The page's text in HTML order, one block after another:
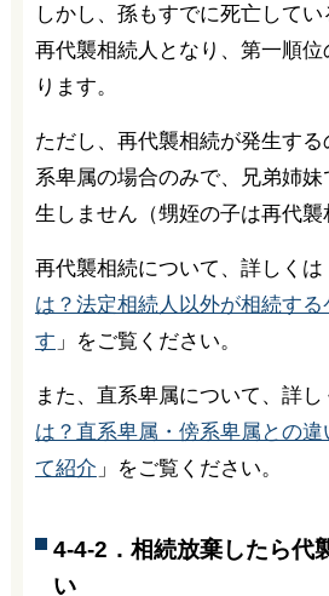
しかし、孫もすでに死亡して
再代襲相続人となり、第一順
ります。
ただし、再代襲相続が発生す
系卑属の場合のみで、兄弟姉
生しません（甥姪の子は再代襲
再代襲相続について、詳しくは
は？法定相続人以外が相続する
す 」をご覧ください。
また、直系卑属について、詳し
は？直系卑属・傍系卑属との
て紹介 」をご覧ください。
4-4-2．相続放棄したら代
い